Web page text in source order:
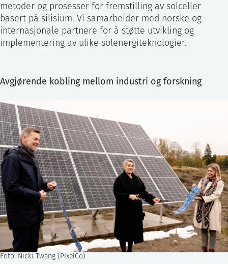
metoder og prosesser for fremstilling av solceller
basert på silisium. Vi samarbeider med norske og
internasjonale partnere for å støtte utvikling og
implementering av ulike solenergiteknologier.
Avgjørende kobling mellom industri og forskning
Foto: Nicki Twang (PixelCo)